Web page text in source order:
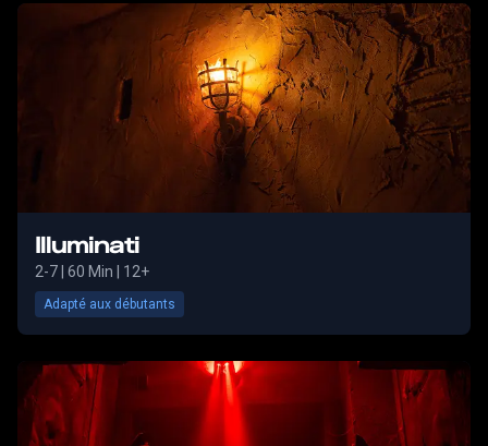
Illuminati
2-7 60 Min | 12+
Adapté aux débutants